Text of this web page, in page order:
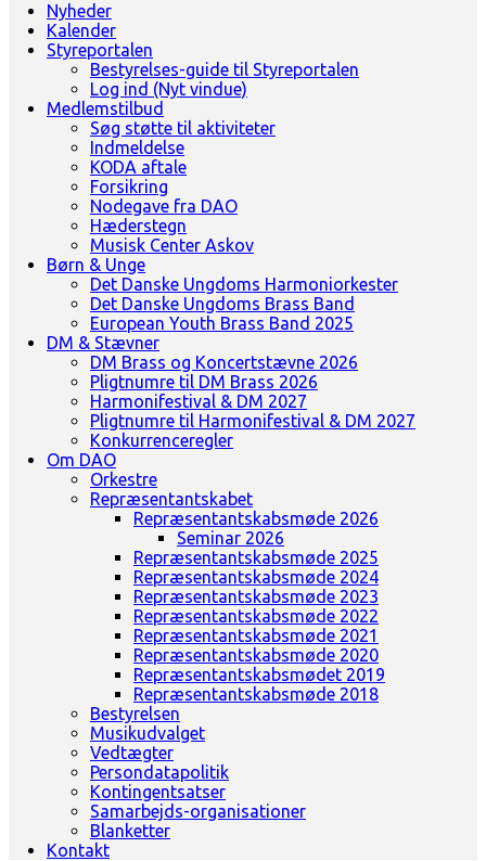
Dansk Amatør Orkesterforbund - DAO
Landsorganisation for amatørblæserorkestre
Nyheder
Kalender
Styreportalen
Bestyrelses-guide til Styreportalen
Log ind (Nyt vindue)
Medlemstilbud
Søg støtte til aktiviteter
Indmeldelse
KODA aftale
Forsikring
Nodegave fra DAO
Hæderstegn
Musisk Center Askov
Børn & Unge
Det Danske Ungdoms Harmoniorkester
Det Danske Ungdoms Brass Band
European Youth Brass Band 2025
DM & Stævner
DM Brass og Koncertstævne 2026
Pligtnumre til DM Brass 2026
Harmonifestival & DM 2027
Pligtnumre til Harmonifestival & DM 2027
Konkurrenceregler
Om DAO
Orkestre
Repræsentantskabet
Repræsentantskabsmøde 2026
Seminar 2026
Repræsentantskabsmøde 2025
Repræsentantskabsmøde 2024
Repræsentantskabsmøde 2023
Repræsentantskabsmøde 2022
Repræsentantskabsmøde 2021
Repræsentantskabsmøde 2020
Repræsentantskabsmødet 2019
Repræsentantskabsmøde 2018
Bestyrelsen
Musikudvalget
Vedtægter
Persondatapolitik
Kontingentsatser
Samarbejds-organisationer
Blanketter
Kontakt